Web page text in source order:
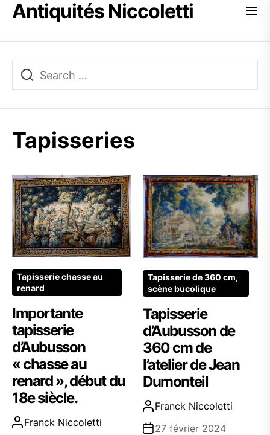
SkipAntiquités Niccoletti
Tapisseries
Tapisserie chasse au
renard
Importante
tapisserie
d’Aubusson
« chasse au
renard », début du
18e siècle.
Franck Niccoletti
Tapisserie de 360 cm,
scène bucolique
Tapisserie
d’Aubusson de
360 cm de
l’atelier de Jean
Dumonteil
Franck Niccoletti
27 février 2024